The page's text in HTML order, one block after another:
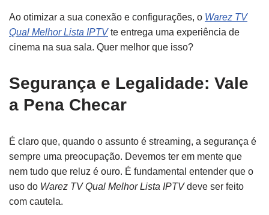
Ao otimizar a sua conexão e configurações, o Warez TV
Qual Melhor Lista IPTVte entrega uma experiência de
cinema na sua sala. Quer melhor que isso?
Segurança e Legalidade: Vale
a Pena Checar
É claro que, quando o assunto é streaming, a segurança é
sempre uma preocupação. Devemos ter em mente que
nem tudo que reluz é ouro. É fundamental entender que o
uso do Warez TV Qual Melhor Lista IPTVdeve ser feito
com cautela.